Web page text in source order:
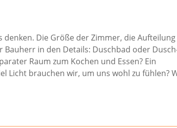
Die Größe der Zimmer, die
in den Details: Duschbad oder
Raum zum Kochen und Essen? Ein
Licht brauchen wir, um uns wohl zu fühlen?